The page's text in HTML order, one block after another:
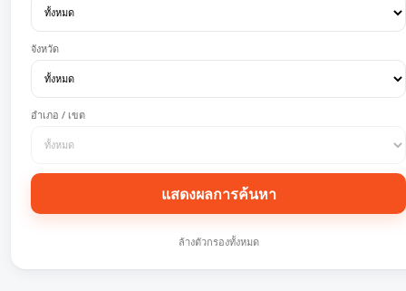
จังหวัด
อำเภอ / เขต
แสดงผลการค้นหา
ล้างตัวกรองทั้งหมด